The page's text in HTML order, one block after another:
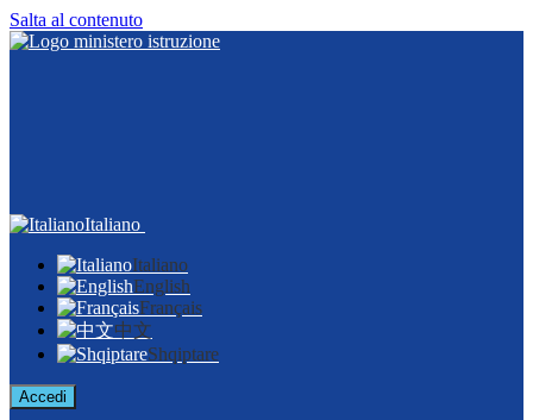
Salta al contenuto
Italiano
Italiano
English
Français
中文
Shqiptare
Accedi